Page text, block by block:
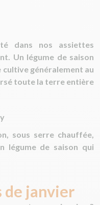
dans nos assiettes
Un légume de saison
généralement au
toute la terre entière
sous serre chauffée,
légume de saison qui
de janvier